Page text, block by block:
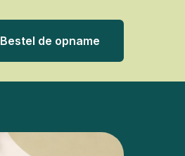
Bestel de opname